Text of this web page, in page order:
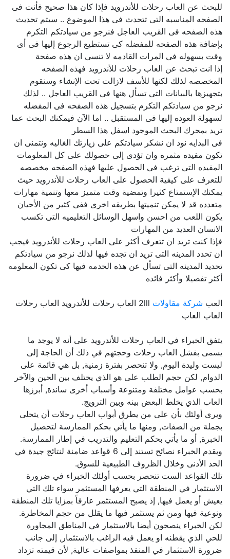
للبحث عن العاب رحلات للأندرويد فإذا كان هذا صحيح فأنت فى
الصفحه المناسبه التى تتحدث فى هذا الموضوع .. سيتم تحديث
هذه الصفحه فى القريب العاجل فنرجو من سيادتكم التكرم
بإضافة هذه الصفحه للمفضله كى تستطيع الرجوع إليها فى أى
وقت بسهوله فى المرات القادمه لا تنسى ان هذه صفحة
إذا انت تبحث عن العاب رحلات للأندرويد فهذه الصفحه
المخصصه لذلك لكنها للأسف لازالت تحت الإنشاء وسنقوم
بتجهيزها بالبيانات التى تسأل هنها فى القريب العاجل .. لذلك
نرجو من سيادتكم التكرم بتسجيل هذه الصفحه فى المفضله
لسهولة العوده إليها فى المستقبل .. اما الآن فيمكنك البحث عما
تريد بمحرك البحث الموجود اسفل هذا السطر
فى البدايه نود ان نشكر سيادتكم على زيارتك الغاليه ونتمنى ان
تكون مفيده مثمره وان تؤدى إلى حصولك على كل المعلومات
المفيده التى ترغب فى الحصول عليها فهذه الصفحه مخصصه
للتعرف على كيفية الحصول على العاب رحلات للأندرويد حيث
يمكنك الإستمتاع كثيرا وتمضية وقت متميز معها وتنمية مهارات
متعدده قد لا يمكن تنميتها بطريقه اخرى ففى كثير من الأحيان
يكون اللعب من احسن واسهل الوسائل التعليميه التى تكسب
الانسان العديد من المهارات
فإذا كنت تريد ان تتعرف أكثر على العاب رحلات للأندرويد فيجب
ان تحدد المدينه التى تريد ان تجده فيها لذلك نرجو من سيادتكم
تحديد المدينه التى تسأل عن هذه الخدمه فيها كى تكون المعلومه
أكثر تفصيلا وأكثر فائده
العبشركة مقاولات
2lll العاب رحلات للأندرويد العاب رحلات
العاب العاب
يتفق الخبراء في العاب رحلات للأندرويد على أنه لا يوجد ما
يسمى بفشل العاب رحلات وحجتهم في ذلك أن الحاجة إلى
ليست وليدة اليوم, ولا تنحصر بفترة زمنية, بل هي قائمة على
الدوام, لكن حجم الطلب على هو الذي يختلف بين الحين والآخر
بحسب عوامل مختلفة ومتنوعة وأسباب أخرى ساندة, أبرزها
العاب الذي يخلط البعض بينه وبين الترويج.
ويرى أولئك بأن على من يطرق أبواب العاب رحلات أن يتحلى
بجملة من الصفات, ومنها ما يأتي بحكم الممارسة لتحصيل
الخبرة, أو ما يأتي بحكم التعليم والتدريب في إطار الممارسة.
ويقدم الخبراء نصائح تستند إلى 6 قواعد ضامنة لنتائج جيدة في
الحد الأدنى وخلال الظروف الطبيعية للسوق.
تلك القواعد الست تنحصر بحسب أولئك الخبراء في ضرورة
الاستثمار في المنطقة التي يعرفها المستثمر سواء تلك التي
يعيش أو يعمل فيها, إذ يصبح المستثمر عارفاً بمزايا تلك المنطقة
ونوعية فيها ومن ثم يستثمر فيها ما يقلل من حجم المخاطرة.
لكن الخبراء ينصحون أيضا بالاستثمار في المناطق المجاورة
للحي الذي يقطنه او يعمل فيه الراغب بالاستثمار, إلى جانب
ضرورة الاستثمار في المنفذ بمواصفات عالية, لأن قيمته تزداد